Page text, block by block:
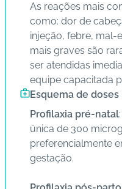
As reações mais
como: dor de
injeção, febre, mal-
mais graves são
ser atendidas
equipe capacitada
Esquema de doses
Profilaxia pré-natal
única de 300
preferencialmente
gestação.